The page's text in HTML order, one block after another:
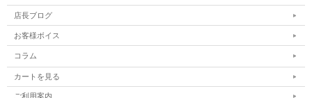
店長ブログ
お客様ボイス
コラム
カートを見る
ご利用案内